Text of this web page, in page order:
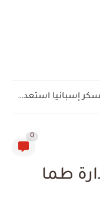
الأهلي يعلن قائمة معسكر إسبانيا استعدادًا للموسم الجديد.. مزيج من...
0
طما